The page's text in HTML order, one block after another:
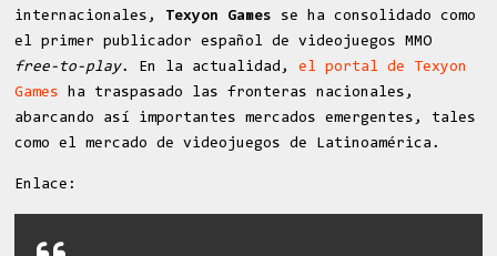
internacionales, Texyon Games
se ha consolidado como
el primer publicador español de videojuegos MMO
free-to-play. En la actualidad,el portal de Texyon
Games
ha traspasado las fronteras nacionales,
abarcando así importantes mercados emergentes, tales
como el mercado de videojuegos de Latinoamérica.
Enlace: